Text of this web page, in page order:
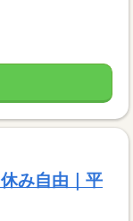
み自由｜平